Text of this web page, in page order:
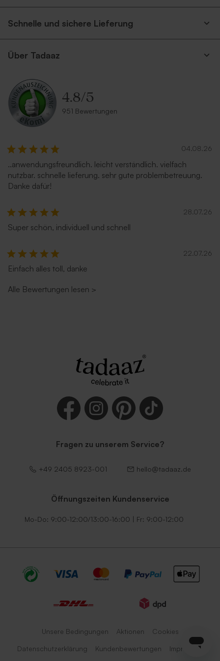
Schnelle und sichere Lieferung
Über Tadaaz
4.8/5
951 Bewertungen
04.08.26
..anwendungsfreundlich. leicht verständlich. vielfach
nutzbar. schnelle lieferung. sehr gute problembetreuung.
Danke dafür!
28.07.26
Super schön, individuell und schnell
22.07.26
Einfach alles toll, danke
Alle Bewertungen lesen >
Fragen zu unserem Service?
+49 2405 8923-001 hello@tadaaz.de
Öffnungszeiten Kundenservice
Mo-Do: 9:00-12:00/13:00-16:00 | Fr: 9:00-12:00
Unsere Bedingungen Aktionen Cookies
Datenschutzerklärung Kundenbewertungen Impressum